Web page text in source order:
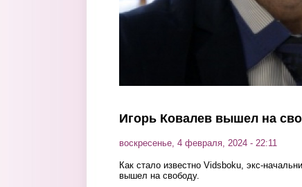
Игорь Ковалев вышел на
воскресенье, 4 февраля, 2024 - 22:11
Как стало известно Vidsboku, экс-
вышел на свободу.